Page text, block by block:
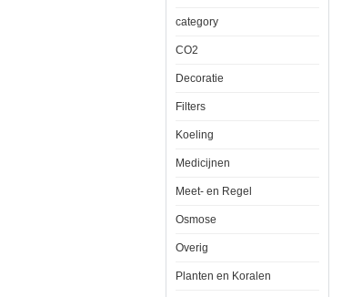
category
CO2
Decoratie
Filters
Koeling
Medicijnen
Meet- en Regel
Osmose
Overig
Planten en Koralen